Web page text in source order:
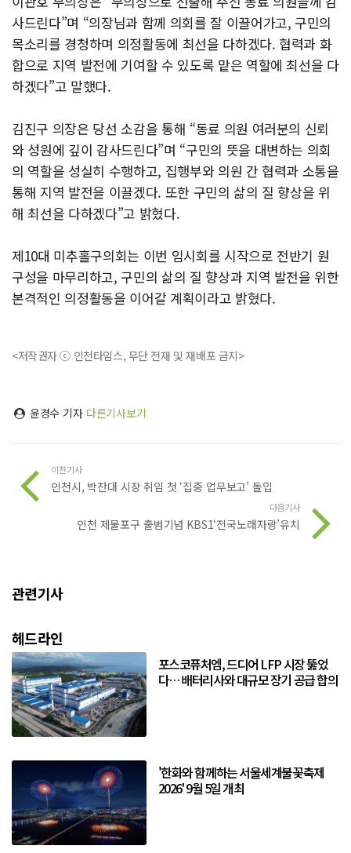
사드린다”며 “의장님과 함께 의회를 잘 이끌어가고, 구민의
목소리를 경청하며 의정활동에 최선을 다하겠다. 협력과 화
합으로 지역 발전에 기여할 수 있도록 맡은 역할에 최선을 다
하겠다”고 말했다.
김진구 의장은 당선 소감을 통해 “동료 의원 여러분의 신뢰
와 성원에 깊이 감사드린다”며 “구민의 뜻을 대변하는 의회
의 역할을 성실히 수행하고, 집행부와 의원 간 협력과 소통을
통해 지역 발전을 이끌겠다. 또한 구민의 삶의 질 향상을 위
해 최선을 다하겠다”고 밝혔다.
제10대 미추홀구의회는 이번 임시회를 시작으로 전반기 원
구성을 마무리하고, 구민의 삶의 질 향상과 지역 발전을 위한
본격적인 의정활동을 이어갈 계획이라고 밝혔다.
<저작권자 ⓒ 인천타임스, 무단 전재 및 재배포 금지>
윤경수 기자 다른기사보기
이전기사
인천시, 박찬대 시장 취임 첫 ‘집중 업무보고’ 돌입
다음기사
인천 제물포구 출범기념 KBS1‘전국노래자랑’유치
관련기사
헤드라인
포스코퓨처엠, 드디어 LFP 시장 뚫었
다… 배터리사와 대규모 장기 공급 합의
'한화와 함께하는 서울세계불꽃축제
2026' 9월 5일 개최